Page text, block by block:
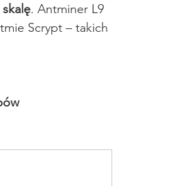
. Antminer L9
Scrypt – takich